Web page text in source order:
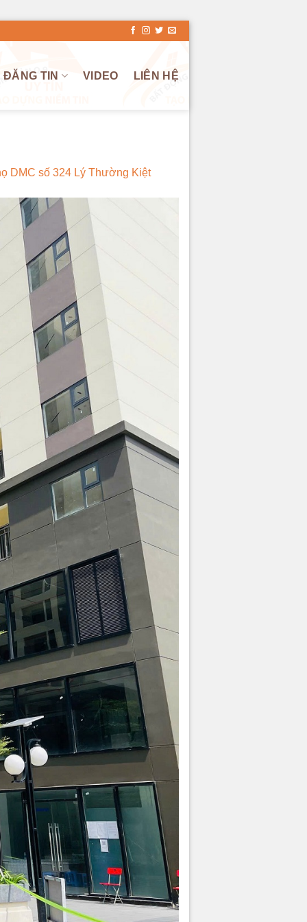
ĐĂNG TIN VIDEO LIÊN HỆ
DMC số 324 Lý Thường Kiệt